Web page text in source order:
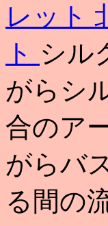
レット
ト シル
がらシ
合のア
がらバ
る間の